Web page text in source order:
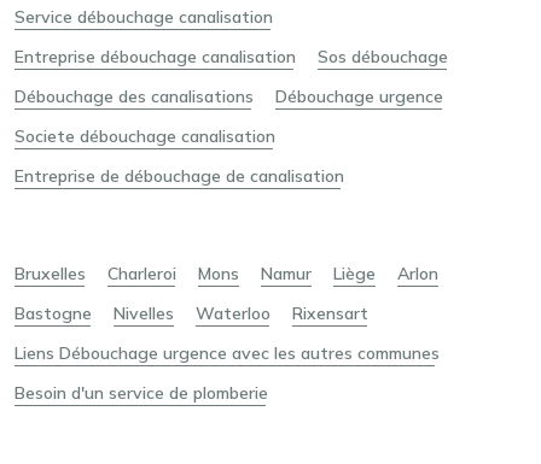
Service débouchage canalisation
Entreprise débouchage canalisation
Sos débouchage
Débouchage des canalisations
Débouchage urgence
Societe débouchage canalisation
Entreprise de débouchage de canalisation
Bruxelles Charleroi Mons Namur Liège
Arlon
Bastogne
Nivelles Waterloo
Rixensart
Liens Débouchage urgence avec les autres communes
Besoin d'un service de plomberie